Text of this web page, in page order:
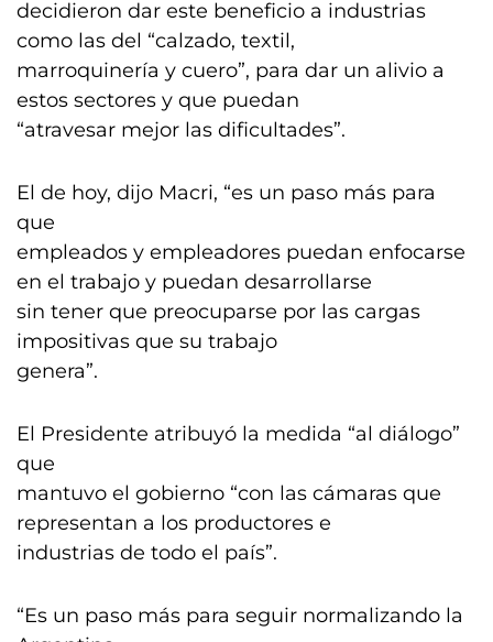
decidieron dar este beneficio a industrias
como las del “calzado, textil,
marroquinería y cuero”, para dar un alivio a
estos sectores y que puedan
“atravesar mejor las dificultades”.
El de hoy, dijo Macri, “es un paso más para
que
empleados y empleadores puedan enfocarse
en el trabajo y puedan desarrollarse
sin tener que preocuparse por las cargas
impositivas que su trabajo
genera”.
El Presidente atribuyó la medida “al diálogo”
que
mantuvo el gobierno “con las cámaras que
representan a los productores e
industrias de todo el país”.
“Es un paso más para seguir normalizando la